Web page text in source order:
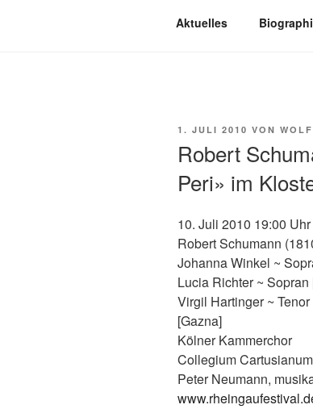
Aktuelles
VERÖFFENTLICHT
1. JULI 2010 VON
Robert
Peri» im
10. Juli 2010 19:00
Robert Schumann
Johanna Winkel ~
Lucia Richter ~
Virgil Hartinger ~
[Gazna]
Kölner Kammerchor
Collegium Cartusianum
Peter Neumann,